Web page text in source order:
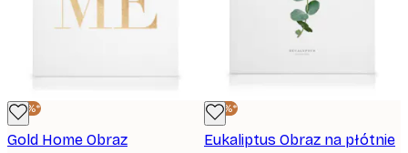
-25%*
Gold Home Obraz
-25%*
Eukaliptus Obraz na płótnie